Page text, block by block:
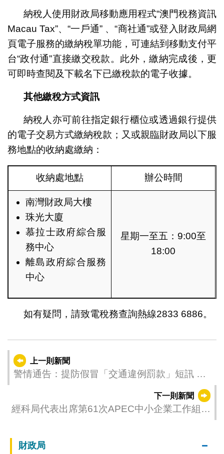
納稅人使用財政局移動應用程式“澳門稅務資訊
Macau Tax”、“一戶通” 、“商社通”或登入財政局網
頁電子服務的繳納稅單功能，可連結到移動支付平
台“政付通”直接繳交稅款。此外，繳納完成後，更
可即時查閱及下載名下已繳稅款的電子收據。
其他繳稅方式資訊
納稅人亦可前往指定銀行櫃位或透過銀行提供
的電子交易方式繳納稅款；又或親臨財政局以下服
務地點的收納處繳納：
收納處地點 辦公時間
南灣財政局大樓
珠光大廈
慕拉士政府綜合服
務中心
離島政府綜合服務
中心
星期一至五：9:00至
18:00
如有疑問，請致電稅務查詢熱線2833 6886。
上一則新聞
警情通告：提防假冒「交通違例罰款」短訊 以
下一則新聞
經科局代表出席第61次APEC中小企業工作組會
財政局